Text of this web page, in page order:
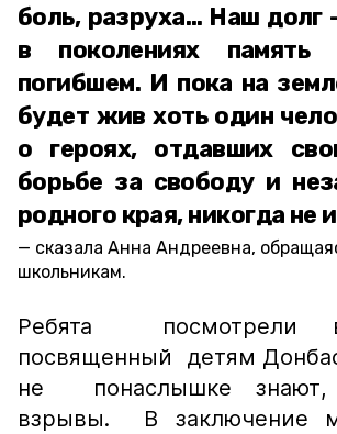
боль, разруха… Наш долг
в поколениях
погибшем. И пока на
будет жив хоть один
о героях, отдавших
борьбе за свободу и
родного края, никогда не
сказала Анна Андреевна,
школьникам.
Ребята посмотрели
посвященный детям
не понаслышке знают,
взрывы. В заключение